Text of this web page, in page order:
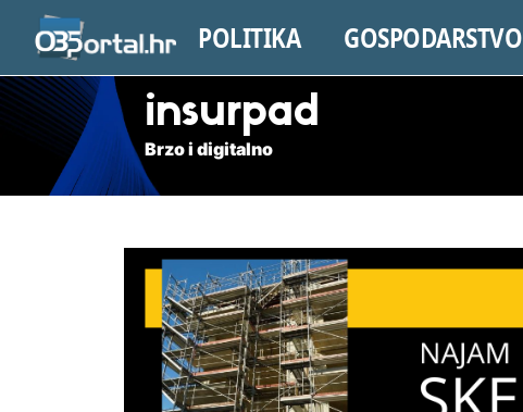
POLITIKA GOSPODARSTVO
insurpad
Brzo i digitalno